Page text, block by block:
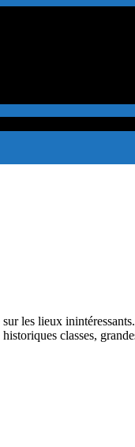
les lieux inintéressants.
classes,